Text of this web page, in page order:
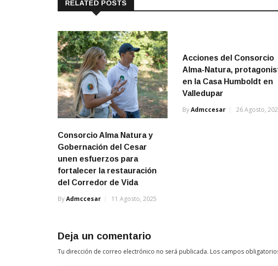
RELATED POSTS
Consorcio Alma Natura y
Gobernación del Cesar
unen esfuerzos para
fortalecer la restauración
del Corredor de Vida
ByAdmccesar 11 Agosto, 2025
Acciones del Consorcio
Alma-Natura,
en la Casa Humboldt en
Valledupar
ByAdmccesar 26 Agosto,
Deja un comentario
Tu dirección de correo electrónico no será publicada. Los campos